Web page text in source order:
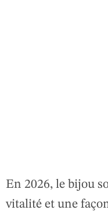
En 2026, le bijou
vitalité et une